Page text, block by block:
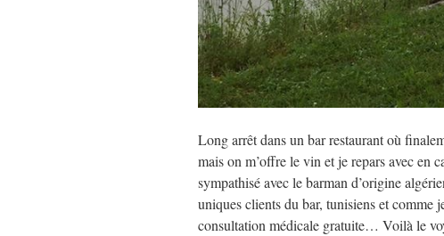
Long arrêt dans un bar restaurant où
mais on m’offre le vin et je repars avec en
sympathisé avec le barman d’origine
uniques clients du bar, tunisiens et
consultation médicale gratuite… Voilà le